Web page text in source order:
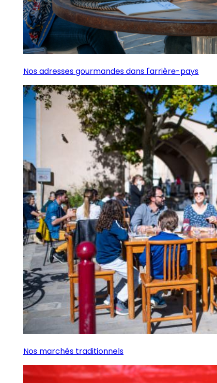
Nos adresses gourmandes dans l'arrière-pays
Nos marchés traditionnels